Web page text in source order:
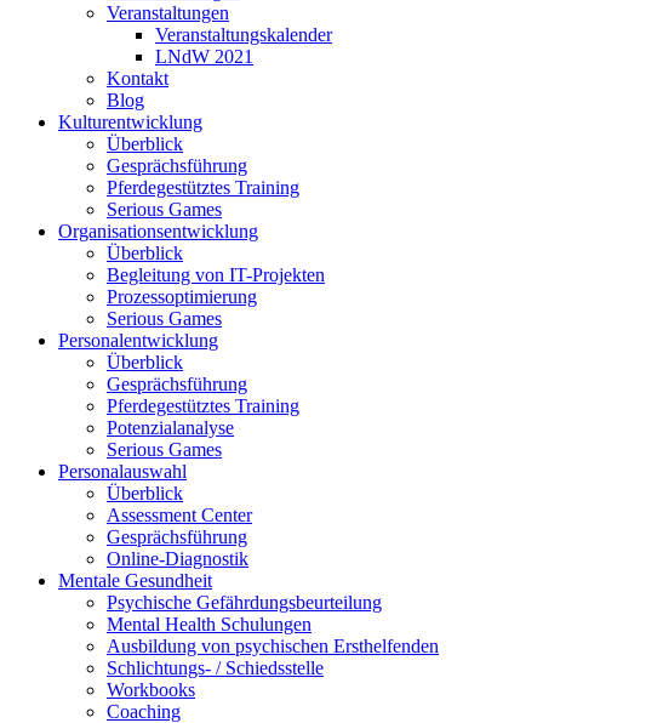
Veranstaltungen
Veranstaltungskalender
LNdW 2021
Kontakt
Blog
Kulturentwicklung
Überblick
Gesprächsführung
Pferdegestütztes Training
Serious Games
Organisationsentwicklung
Überblick
Begleitung von IT-Projekten
Prozessoptimierung
Serious Games
Personalentwicklung
Überblick
Gesprächsführung
Pferdegestütztes Training
Potenzialanalyse
Serious Games
Personalauswahl
Überblick
Assessment Center
Gesprächsführung
Online-Diagnostik
Mentale Gesundheit
Psychische Gefährdungs­beurteilung
Mental Health Schulungen
Ausbildung von psychischen Ersthelfenden
Schlichtungs- / Schiedsstelle
Workbooks
Coaching